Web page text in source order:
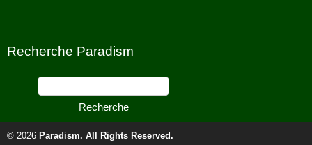
Recherche Paradism
© 2026 Paradism. All Rights Reserved.